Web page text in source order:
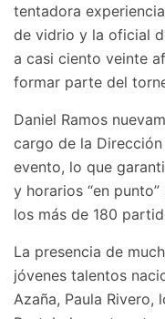
tentadora
de vidrio y la oficial
a casi ciento veinte
formar parte del
Daniel Ramos
cargo de la
evento, lo que
y horarios “en
los más de 180
La presencia de
jóvenes talentos
Azaña, Paula Rivero,